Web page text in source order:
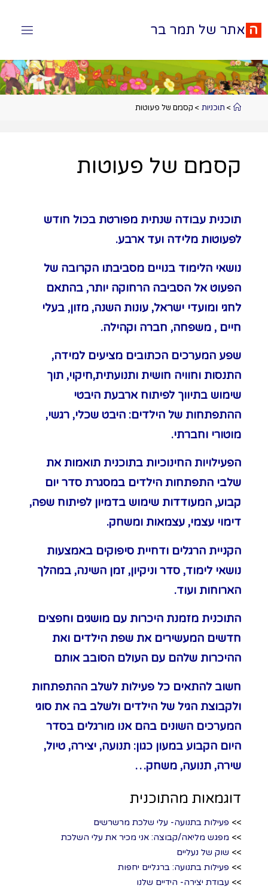
ה אתר של תמר בר
> תוכניות> קסמם של פעוטות
קסמם של פעוטות
תוכנית עבודה שנתית מפורטת בכול חודש
לפעוטות מלידה ועד ארבע.
נושאי הלימוד בנויים מסביבתו הקרובה של
הפעוט אל הסביבה הרחוקה יותר, בהתאם
לחגי ומועדי ישראל, עונות השנה, מזון, בעלי
חיים , משפחה, חברה וקהילה.
שפע המערכים הכתובים מציעים למידה,
התנסות וחוויה חושית ותנועתית,חיקוי, תוך
שימוש בתיווך לפיתוח ארבעת היבטי
ההתפתחות של הילדים: היבט שכלי, רגשי,
מוטורי וחברתי.
הפעילויות החינוכיות בתוכנית תואמות את
שלבי התפתחות הילדים במסגרת סדר יום
קבוע, המעודדות שימוש בדמיון לפיתוח שפה,
דימוי עצמי, עצמאות ומשחק.
הקניית הרגלים ודחיית סיפוקים באמצעות
נושאי לימוד, סדר וניקיון, זמן השינה, במהלך
הארוחות ועוד.
התוכנית מזמנת היכרות עם מושגים וחפצים
חדשים המעשירים את שפת הילדים ואת
ההיכרות שלהם עם העולם הסובב אותם
חשוב להתאים כל פעילות לשלב ההתפתחות
ולקבוצת הגיל של הילדים ולשלב בה את סוגי
המערכים השונים בהם אנו מורגלים בסדר
היום הקבוע במעון כגון: תנועה, יצירה, טיול,
שירה, תנועה, משחק…
דוגמאות מהתוכנית
>> פעילות בתנועה- עלי שלכת מרשרשים
>> מפגש מליאה/קבוצה: אני מכיר את עלי השלכת
>> שוק של נעליים
>> פעילות בתנועה: ברגליים יחפות
>> עבודת יצירה- הידיים שלנו